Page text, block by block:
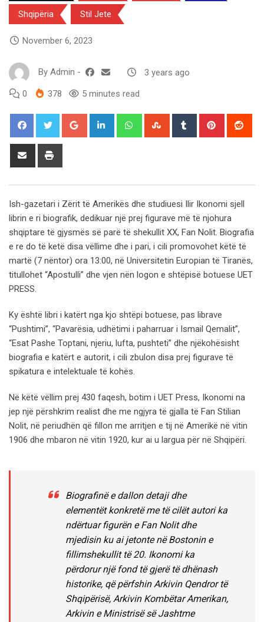
Shqipëria Stil Jete
November 6, 2023
By Admin - 3 years ago
0 378 5 minutes read
Google+ LinkedIn WhatsappStumbleUpon
Tumblr Pinterest
Share
Ish-gazetari i Zërit të Amerikës dhe studiuesi Ilir Ikonomi sjell
librin e ri biografik, dedikuar një prej figurave më të njohura
shqiptare të gjysmës së parë të shekullit XX, Fan Nolit. Biografia
e re do të ketë disa vëllime dhe i pari, i cili promovohet këtë të
martë (7 nëntor) ora 13:00, në Universitetin Europian të Tiranës,
titullohet “Apostulli” dhe vjen nën logon e shtëpisë botuese UET
PRESS.
Ky është libri i katërt nga kjo shtëpi botuese, pas librave
“Pushtimi”, “Pavarësia, udhëtimi i paharruar i Ismail Qemalit”,
“Esat Pashe Toptani, njeriu, lufta, pushteti” dhe njëkohësisht
biografia e katërt e autorit, i cili zbulon disa prej figurave të
spikatura e intelektuale të kohës.
Në këtë vëllim prej 430 faqesh, botim i UET Press, Ikonomi na
jep një përshkrim realist dhe me ngjyra të gjalla të Fan Stilian
Nolit, në periudhën që fillon me arritjen e tij në Amerikë në vitin
1906 dhe mbaron në vitin 1920, kur ai u largua për në Shqipëri.
Biografinë e dallon detaji dhe
elementët konkretë me të cilët autori ka
ndërtuar figurën e Fan Nolit dhe
mjedisin ku ai jetonte në Bostonin e
fillimshekullit të 20. Ikonomi ka
përdorur një fond të gjerë të dhënash
historike, që përfshin Arkivin Qendror të
Shqipërisë, Arkivin Kombëtar Amerikan,
Arkivin e Ministrisë së Jashtme